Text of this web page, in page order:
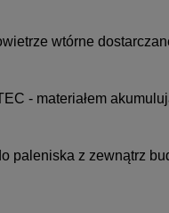
wtórne
- materiałem
z zewnątrz